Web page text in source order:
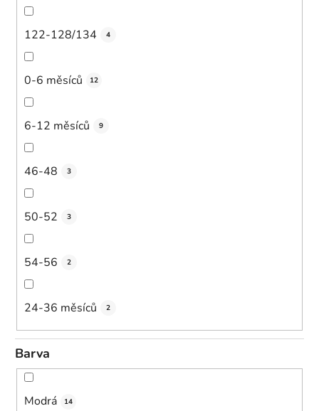
122-128/134 4
0-6 měsíců 12
6-12 měsíců 9
46-48 3
50-52 3
54-56 2
24-36 měsíců 2
Barva
Modrá 14